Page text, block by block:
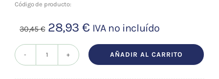
Material de
OFERTAS
Código de producto:
30,45€ El
precio
original
28,93 €El
precio
actual
IVA no incluído
REHMANNIA
AÑADIR AL CARRITO